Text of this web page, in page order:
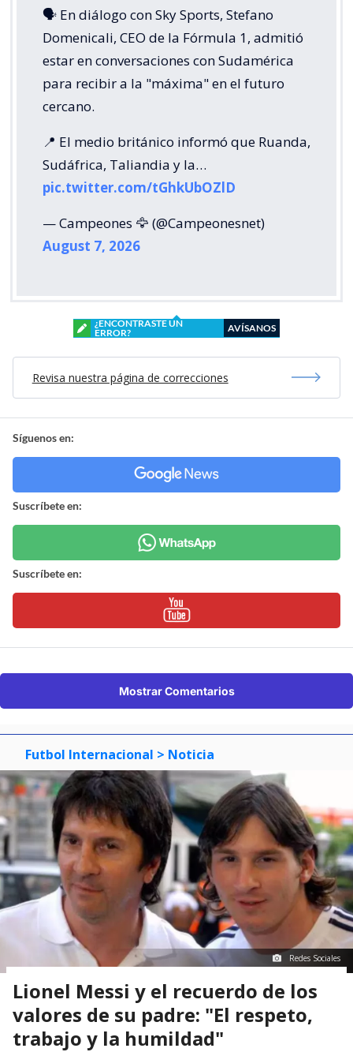
🗣️ En diálogo con Sky Sports, Stefano
Domenicali, CEO de la Fórmula 1, admitió
estar en conversaciones con Sudamérica
para recibir a la "máxima" en el futuro
cercano.
📍 El medio británico informó que Ruanda,
Sudáfrica, Taliandia y la…
pic.twitter.com/tGhkUbOZlD
— Campeones 🦅 (@Campeonesnet)
August 7, 2026
¿ENCONTRASTE UN
ERROR?
AVÍSANOS
Revisa nuestra página de correcciones
Síguenos en:
Suscríbete en:
Suscríbete en:
Mostrar Comentarios
Futbol Internacional > Noticia
Redes Sociales
Lionel Messi y el recuerdo de los
valores de su padre: "El respeto,
trabajo y la humildad"